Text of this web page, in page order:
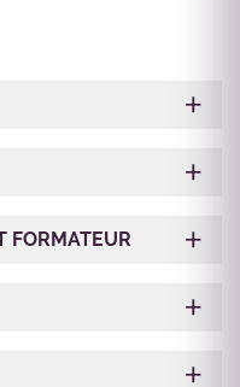
FORMATEUR